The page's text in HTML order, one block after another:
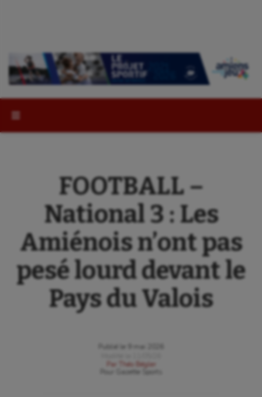
FOOTBALL –
National 3 : Les
Amiénois n’ont pas
pesé lourd devant le
Pays du Valois
Publié le
9 mai 2026
Par
Théo Bégler
Gazette Sports